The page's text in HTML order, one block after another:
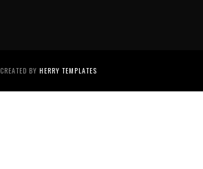
CREATED BYHERRY TEMPLATES